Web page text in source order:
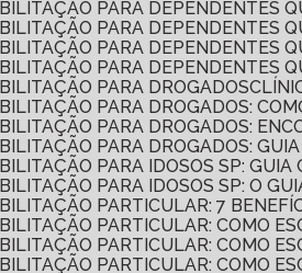
PARA DEPENDENTES
PARA DEPENDENTES
PARA DEPENDENTES
PARA DEPENDENTES
PARA DROGADOS
PARA DROGADOS:
PARA DROGADOS:
PARA DROGADOS:
PARA IDOSOS SP:
PARA IDOSOS SP: O
PARTICULAR: 7
PARTICULAR: COMO
PARTICULAR: COMO
PARTICULAR: COMO